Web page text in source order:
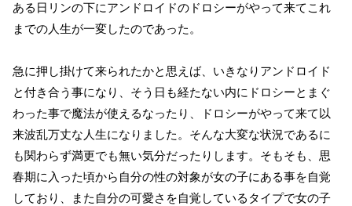
ある日リンの下にアンドロイドのドロシーがやって来てこれ
までの人生が一変したのであった。
急に押し掛けて来られたかと思えば、いきなりアンドロイド
と付き合う事になり、そう日も経たない内にドロシーとまぐ
わった事で魔法が使えるなったり、ドロシーがやって来て以
来波乱万丈な人生になりました。そんな大変な状況であるに
も関わらず満更でも無い気分だったりします。そもそも、思
春期に入った頃から自分の性の対象が女の子にある事を自覚
しており、また自分の可愛さを自覚しているタイプで女の子